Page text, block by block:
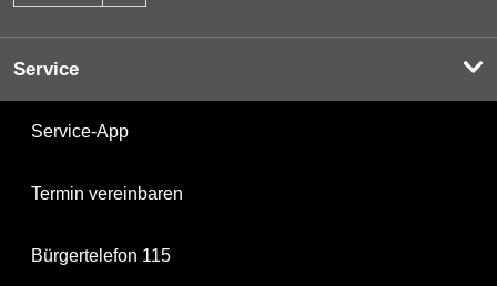
Service
Service-App
Termin vereinbaren
Bürgertelefon 115